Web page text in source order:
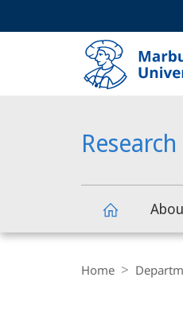
Navigation
Home